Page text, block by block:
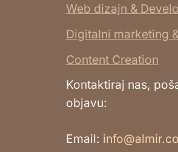
Web dizajn &
Digitalni marketing
Content Creation
Kontaktiraj nas,
objavu:
Email: